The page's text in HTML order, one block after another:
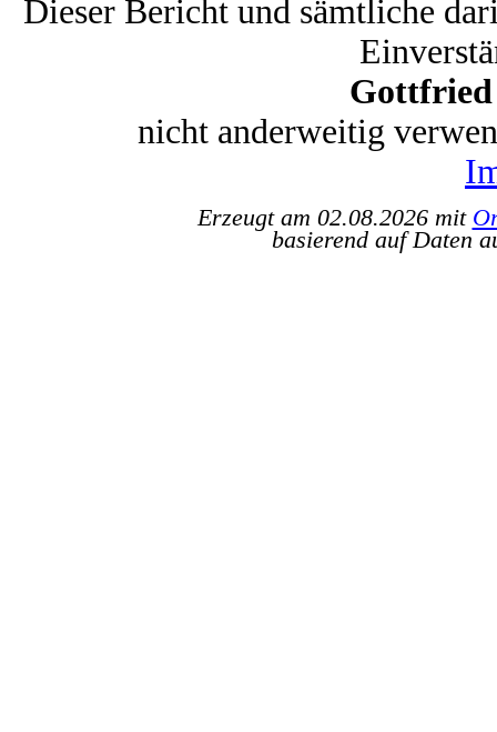
Dieser Bericht und sämtliche
Gottfried
nicht anderweitig
Erzeugt am 02.08.2026 mit
basierend auf Daten